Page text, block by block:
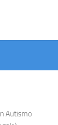
Autismo